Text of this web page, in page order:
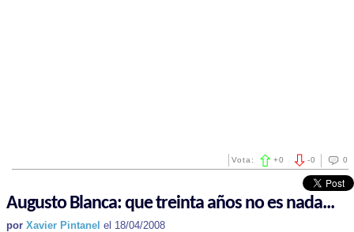
0
-0
Vota: +0
Augusto Blanca: que treinta años no es nada...
por Xavier Pintanel el 18/04/2008